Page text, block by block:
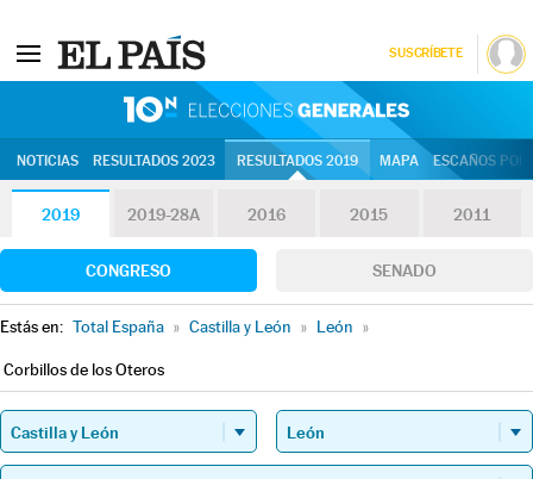
SUSCRÍBETE
NOTICIAS RESULTADOS 2023 RESULTADOS 2019 MAPA ESCAÑOS
2019 2019-28A 2016 2015 2011
CONGRESO SENADO
Estás en: Total España » Castilla y León » León »
Corbillos de los Oteros